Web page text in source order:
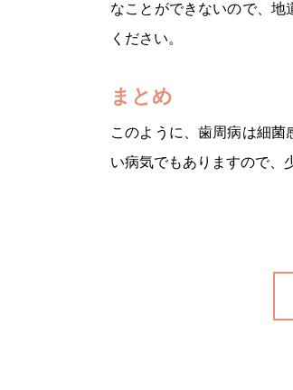
なことができないので、
ください。
まとめ
このように、歯周病は細菌
い病気でもありますので、